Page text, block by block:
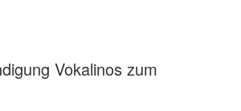
Vokalinos zum